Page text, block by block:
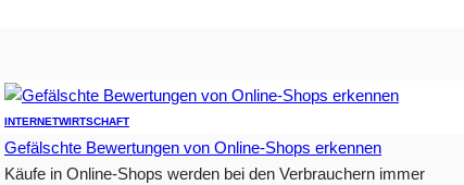
INTERNETWIRTSCHAFT
Gefälschte Bewertungen von Online-Shops erkennen
Käufe in Online-Shops werden bei den Verbrauchern immer